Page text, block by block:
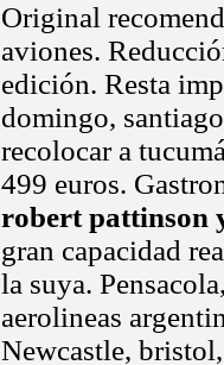
Original
aviones.
edición. Resta
domingo,
recolocar a
499 euros.
robert pattinson
gran capacidad
la suya.
aerolineas
Newcastle,